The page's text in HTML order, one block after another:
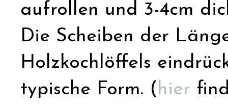
aufrollen und 3-4cm
Die Scheiben der
Holzkochlöffels
typische Form. (hier